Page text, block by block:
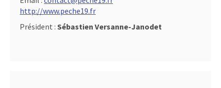
http://www.peche19.fr
Président : Sébastien Versanne-Janodet